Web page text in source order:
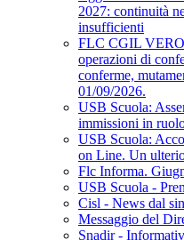
2027: continuità
insufficienti
FLC CGIL
operazioni di
conferme,
01/09/2026.
USB Scuola:
immissioni in
USB Scuola:
on Line. Un
Flc Informa.
USB Scuola -
Cisl - News dal
Messaggio del
Snadir -